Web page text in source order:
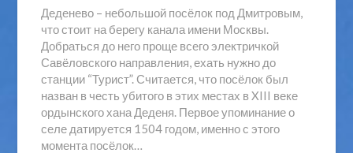
Деденево – небольшой посёлок под Дмитровым,
что стоит на берегу канала имени Москвы.
Добраться до него проще всего электричкой
Савёловского направления, ехать нужно до
станции “Турист”. Считается, что посёлок был
назван в честь убитого в этих местах в XIII веке
ордынского хана Деденя. Первое упоминание о
селе датируется 1504 годом, именно с этого
момента посёлок…